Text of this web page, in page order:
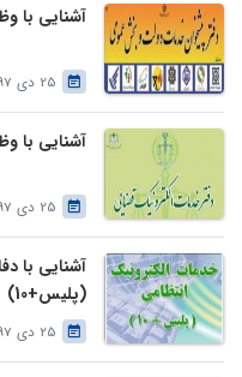
آشنایی با
25 دی 1397
آشنایی با
25 دی 1397
آشنایی با
(پلیس+10)
25 دی 1397